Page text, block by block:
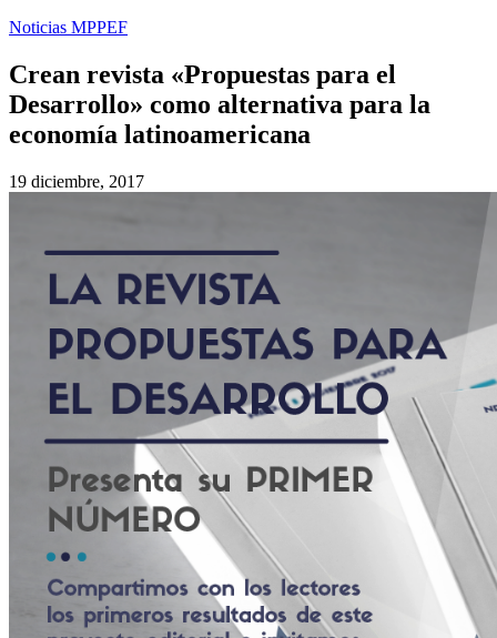
Noticias MPPEF
Crean revista «Propuestas para el
Desarrollo» como alternativa para la
economía latinoamericana
19 diciembre, 2017